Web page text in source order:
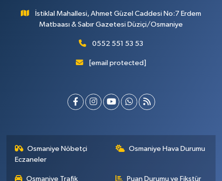
İstiklal Mahallesi, Ahmet Güzel Caddesi No:7 Erdem
Matbaası & Sabır Gazetesi Düziçi/Osmaniye
0552 551 53 53
[email protected]
Osmaniye Nöbetçi
Eczaneler
Osmaniye Hava Durumu
Osmaniye Trafik Puan Durumu ve Fikstür